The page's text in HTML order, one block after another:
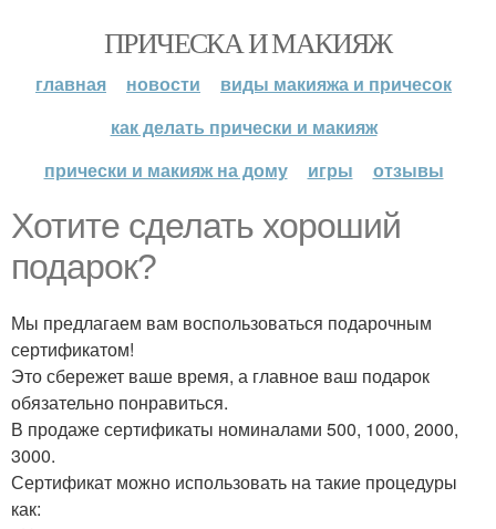
ПРИЧЕСКА И МАКИЯЖ
главная новости
виды макияжа и причесок
как делать прически и макияж
прически и макияж на дому
игры отзывы
Хотите сделать хороший
подарок?
Мы предлагаем вам воспользоваться подарочным
сертификатом!
Это сбережет ваше время, а главное ваш подарок
обязательно понравиться.
В продаже сертификаты номиналами 500, 1000, 2000,
3000.
Сертификат можно использовать на такие процедуры
как: